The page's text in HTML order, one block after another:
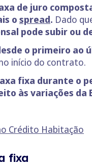
de juro
o spread. Dado
pode subir ou
o primeiro ao
início do contrato.
fixa durante o
às variações da
Crédito Habitação
fixa